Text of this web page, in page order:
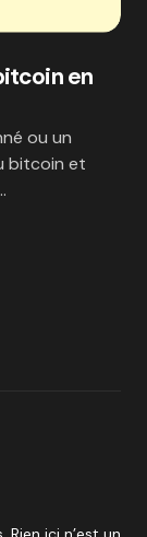
en
ou un
bitcoin et